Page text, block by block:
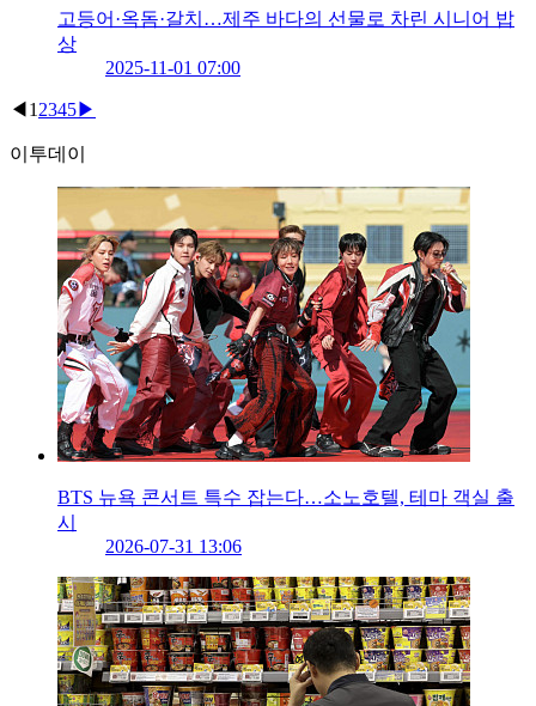
고등어·옥돔·갈치…제주 바다의 선물로 차린 시니어 밥
상
2025-11-01 07:00
◀ 1 2345▶
이투데이
BTS 뉴욕 콘서트 특수 잡는다…소노호텔, 테마 객실 출
시
2026-07-31 13:06